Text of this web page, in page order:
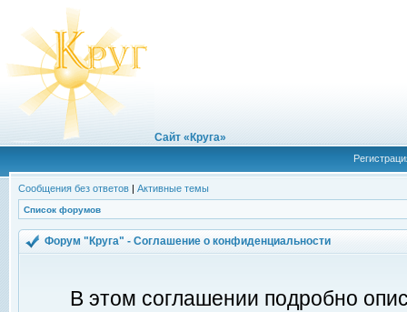
Сайт «Круга»
Сообщения без ответов | Активные темы
Список форумов
Форум "Круга" - Соглашение о конфиденциальности
В этом соглашении подробно